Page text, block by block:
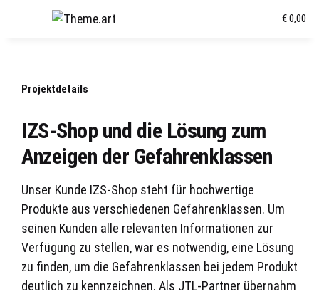
€ 0,00
Projektdetails
IZS-Shop und die Lösung zum
Anzeigen der Gefahrenklassen
Unser Kunde IZS-Shop steht für hochwertige
Produkte aus verschiedenen Gefahrenklassen. Um
seinen Kunden alle relevanten Informationen zur
Verfügung zu stellen, war es notwendig, eine Lösung
zu finden, um die Gefahrenklassen bei jedem Produkt
deutlich zu kennzeichnen. Als JTL-Partner übernahm